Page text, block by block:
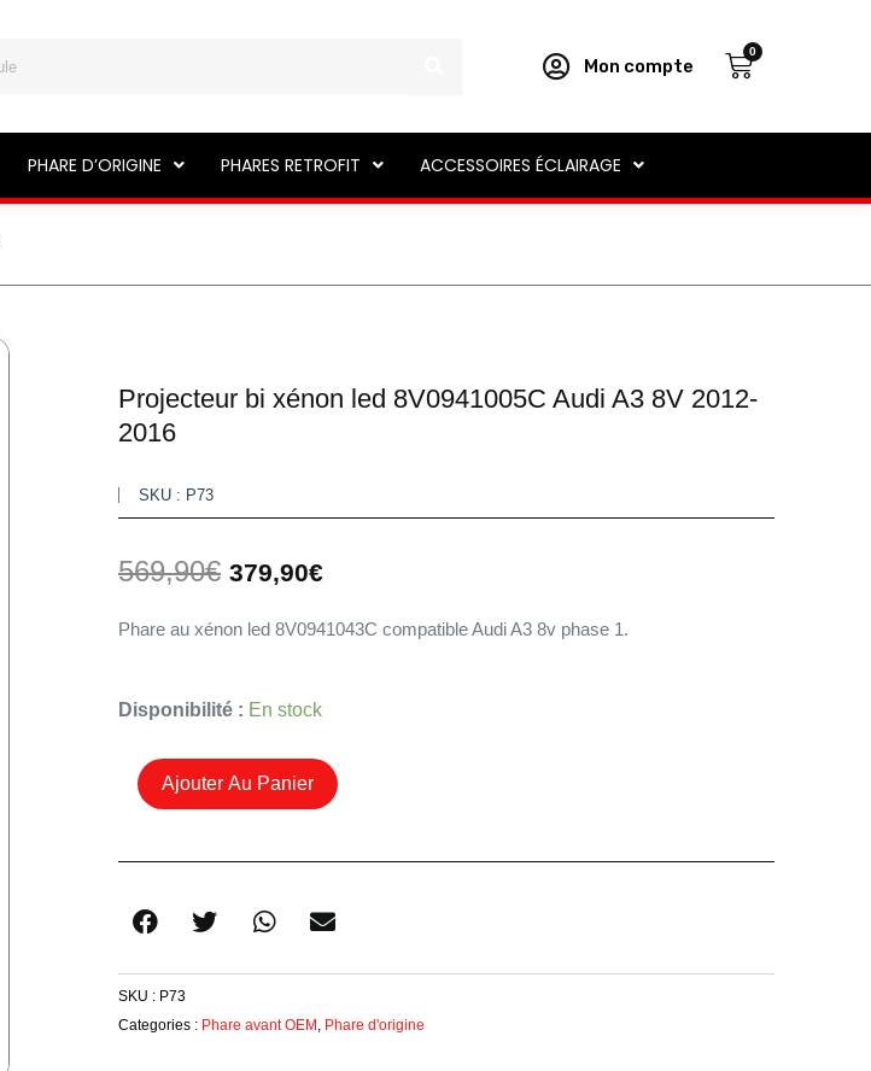
Mon compte
0
Panier
PHARE D’ORIGINE PHARES RETROFIT ACCESSOIRES ÉCLAIRAGE
Projecteur bi xénon led 8V0941005C Audi A3 8V 2012-
2016
SKU : P73
569,90€ Le
initial
379,90€Le
actuel
Phare au xénon led 8V0941043C compatible Audi A3 8v phase 1.
Disponibilité : En stock
Quantité
Projecteur
Audi
A3
8V
2012-
2016
Ajouter Au Panier
SKU : P73
Categories : Phare avant OEM Phare d'origine